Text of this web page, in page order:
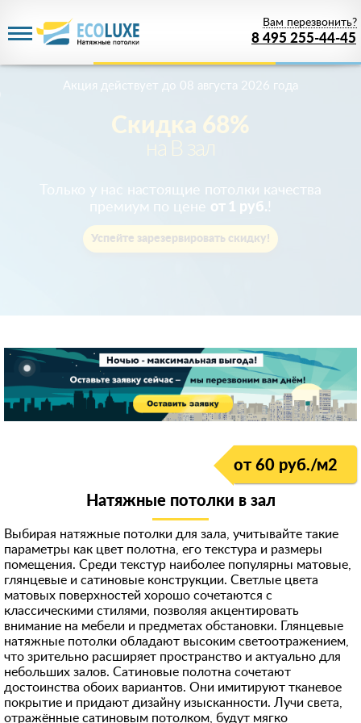
8 495 255-44-45
Вам перезвонить?
Скидка 68%
на В зал
Акция действует до 08 августа 2026 года
Только у нас настоящие потолки качества
премиум по цене от 1 руб.!
Успейте зарезервировать скидку!
от 60 руб./м2
Натяжные потолки в зал
Выбирая натяжные потолки для зала, учитывайте такие
параметры как цвет полотна, его текстура и размеры
помещения. Среди текстур наиболее популярны матовые,
глянцевые и сатиновые конструкции. Светлые цвета
матовых поверхностей хорошо сочетаются с
классическими стилями, позволяя акцентировать
внимание на мебели и предметах обстановки. Глянцевые
натяжные потолки обладают высоким светоотражением,
что зрительно расширяет пространство и актуально для
небольших залов. Сатиновые полотна сочетают
достоинства обоих вариантов. Они имитируют тканевое
покрытие и придают дизайну изысканности. Лучи света,
отражённые сатиновым потолком, будут мягко